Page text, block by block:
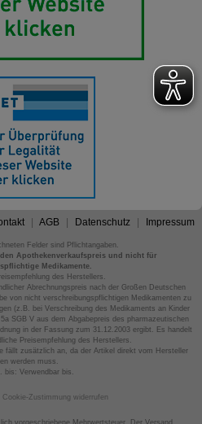
AGB Datenschutz Impressum
Felder sind Pflichtangaben.
Apothekenverkaufspreis und nicht für
Medikamente.
des Herstellers.
Abrechnungspreis nach der Großen Deutschen
von nicht verschreibungspflichtigen Medikamenten zu
(z.B. bei Verschreibung des Medikaments an Kinder
SGB V aus dem Abgabepreis des pharmazeutischen
in der Fassung zum 31.12.2003 ergibt. Es handelt
Preisempfehlung des Herstellers.
fällt zusätzlich an, da der Artikel direkt vom Hersteller
werden muss.
bis: Verwendbar bis.
Cookie-Zustimmung widerrufen
vorgeschriebene Mehrwertsteuer. Der Versand